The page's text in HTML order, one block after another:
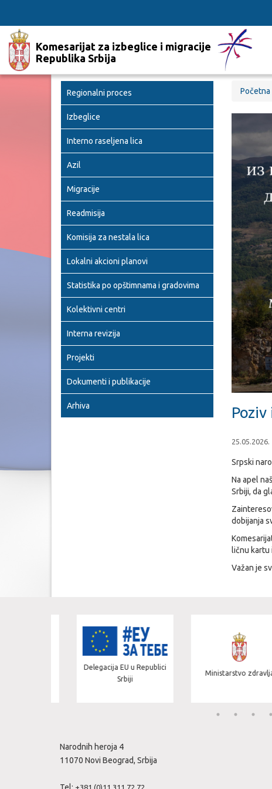
Komesarijat za izbeglice i migracije
Republika Srbija
Regionalni proces
Izbeglice
Interno raseljena lica
Azil
Migracije
Readmisija
Komisija za nestala lica
Lokalni akcioni planovi
Statistika po opštimnama i gradovima
Kolektivni centri
Interna revizija
Projekti
Dokumenti i publikacije
Arhiva
Početna
25.05.2026.
Srpski
Na apel
Srbiji, da
dobijanja
ličnu kartu
Važan je
Delegacija EU u Republici
Ministarstvo zdravlja
Narodnih heroja 4
11070 Novi Beograd, Srbija
+381 (0)11 311 72 72